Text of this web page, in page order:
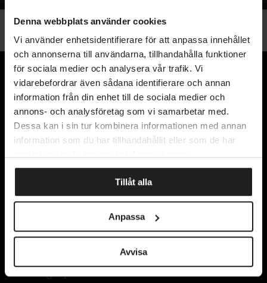
Denna webbplats använder cookies
Vi använder enhetsidentifierare för att anpassa innehållet
och annonserna till användarna, tillhandahålla funktioner
för sociala medier och analysera vår trafik. Vi
vidarebefordrar även sådana identifierare och annan
information från din enhet till de sociala medier och
annons- och analysföretag som vi samarbetar med.
Dessa kan i sin tur kombinera informationen med annan
information som du har tillhandahållit eller som de har
Tillåt alla
Anpassa
Avvisa
Kyrkogatan 11
411 15 Göteborg
Om oss
Lediga tjänster